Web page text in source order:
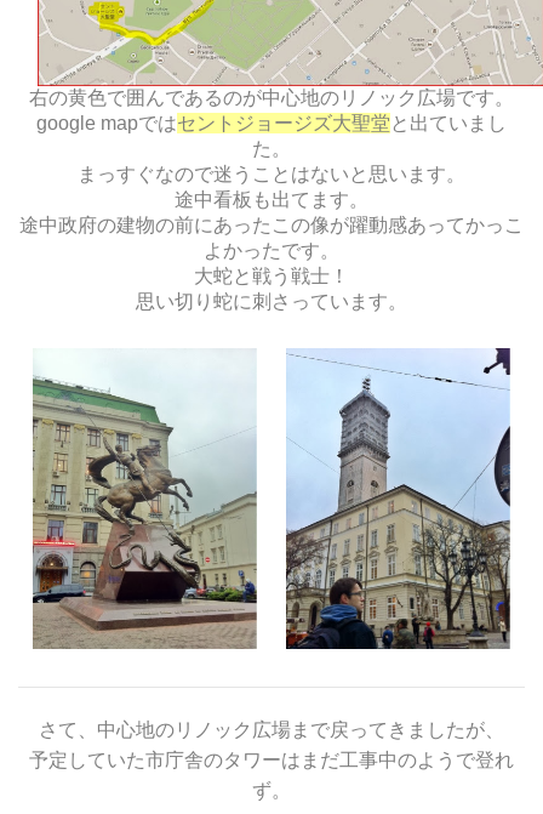
右の黄色で囲んであるのが中心地のリノック広場です。
google mapではセントジョージズ大聖堂 と出ていまし
た。
まっすぐなので迷うことはないと思います。
途中看板も出てます。
途中政府の建物の前にあったこの像が躍動感あってかっこ
よかったです。
大蛇と戦う戦士！
思い切り蛇に刺さっています。
さて、中心地のリノック広場まで戻ってきましたが、
予定していた市庁舎のタワーはまだ工事中のようで登れ
ず。